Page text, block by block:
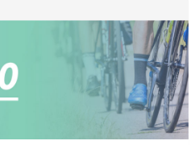
valorizzi le nostre specificità"